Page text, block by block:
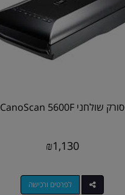
סורק שולחני CanoScan 5600F
₪1,130
לפרטים ורכישה